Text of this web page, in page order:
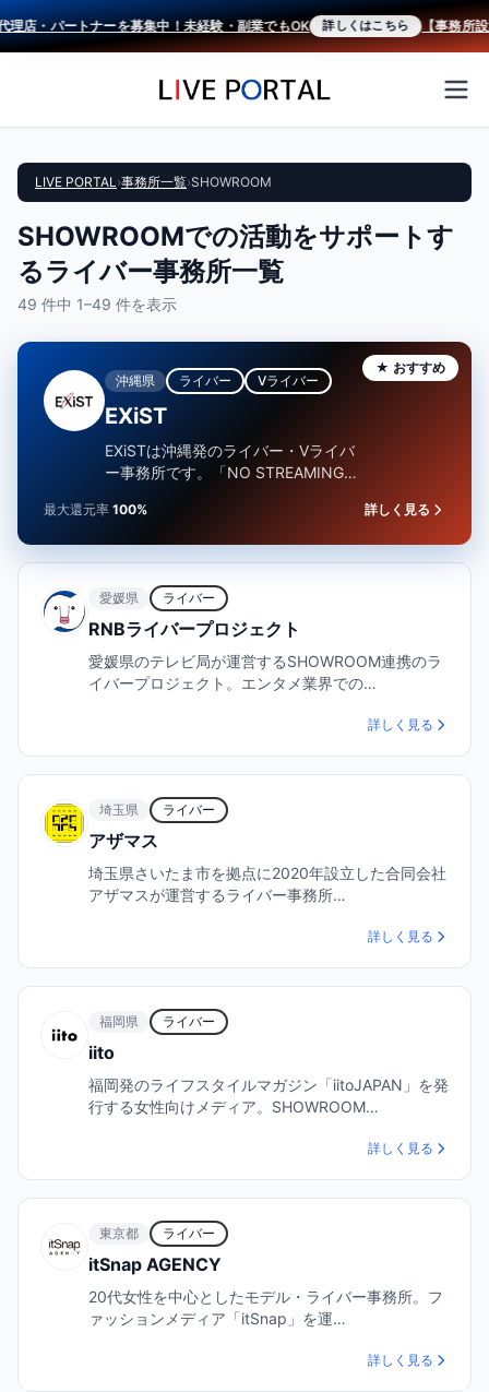
パートナーを募集中！未経験・副業でもOK 詳しくはこちら 【事務所設立
LIVE PORTAL ›事務所一覧›SHOWROOM
SHOWROOMでの活動をサポートす
るライバー事務所一覧
49 件中 1–49 件を表示
★ おすすめ
沖縄県
ライバー Vライバー
EXiST
EXiSTは沖縄発のライバー・Vライバ
ー事務所です。「NO STREAMING,
イタ…
最大還元率 100% 詳しく見る
愛媛県 ライバー
RNBライバープロジェクト
愛媛県のテレビ局が運営するSHOWROOM連携のラ
イバープロジェクト。エンタメ業界での…
詳しく見る
埼玉県 ライバー
アザマス
埼玉県さいたま市を拠点に2020年設立した合同会社
アザマスが運営するライバー事務所…
詳しく見る
福岡県 ライバー
iito
福岡発のライフスタイルマガジン「iitoJAPAN」を発
行する女性向けメディア。SHOWROOM…
詳しく見る
東京都 ライバー
itSnap AGENCY
20代女性を中心としたモデル・ライバー事務所。フ
ァッションメディア「itSnap」を運…
詳しく見る